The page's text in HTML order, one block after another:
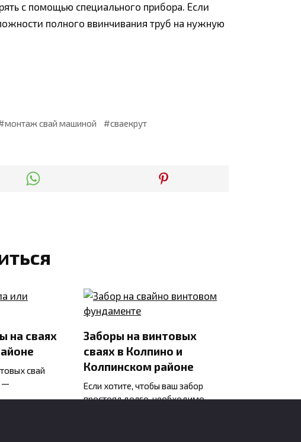
с помощью специального прибора. Если
полного ввинчивания труб на нужную
монтаж свай машиной
сваекрут
на сваях
свай
—
Заборы на винтовых
сваях в Колпино и
Колпинском районе
Если хотите, чтобы ваш забор
простоял долго, необходимо